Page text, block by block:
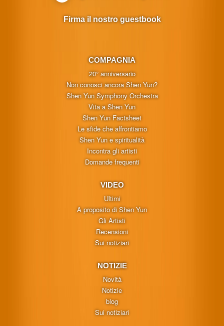
COMPAGNIA
20° anniversario
Non conosci ancora Shen Yun?
Shen Yun Symphony Orchestra
Vita a Shen Yun
Shen Yun Factsheet
Le sfide che affrontiamo
Shen Yun e spiritualità
Incontra gli artisti
Domande frequenti
VIDEO
Ultimi
A proposito di Shen Yun
Gli Artisti
Recensioni
Sui notiziari
NOTIZIE
Novità
Notizie
blog
Sui notiziari
Firma il nostro guestbook